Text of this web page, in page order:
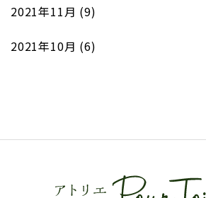
2021年11月 (9)
2021年10月 (6)